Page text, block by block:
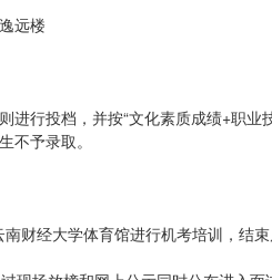
远楼
进行投档，并按“文化素质成绩+职
不予录取。
财经大学体育馆进行机考培训，结